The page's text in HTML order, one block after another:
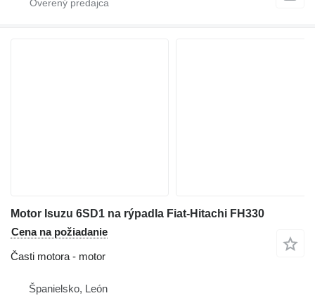
Motor Isuzu 6SD1 na rýpadla Fiat-Hitachi FH330
Cena na požiadanie
Časti motora - motor
Španielsko, León